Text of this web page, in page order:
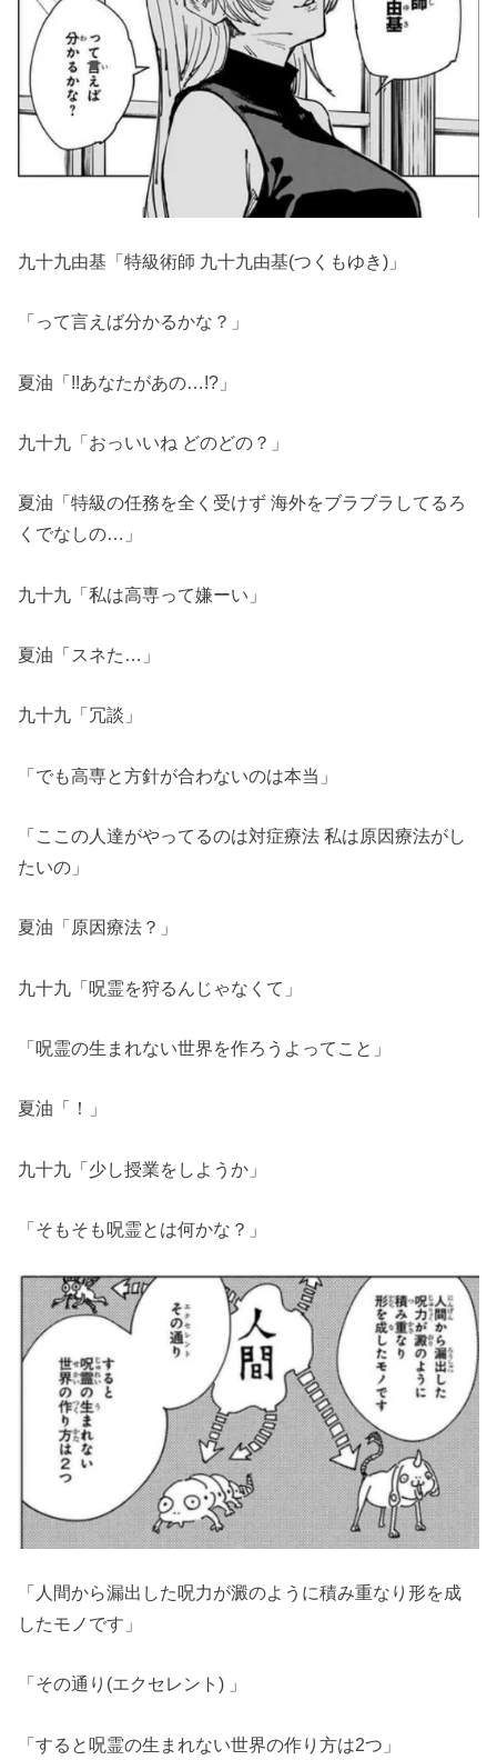
九十九由基「特級術師 九十九由基(つくもゆき)」
「って言えば分かるかな？」
夏油「!!あなたがあの…!?」
九十九「おっいいね どのどの？」
夏油「特級の任務を全く受けず 海外をブラブラしてるろ
くでなしの…」
九十九「私は高専って嫌ーい」
夏油「スネた…」
九十九「冗談」
「でも高専と方針が合わないのは本当」
「ここの人達がやってるのは対症療法 私は原因療法がし
たいの」
夏油「原因療法？」
九十九「呪霊を狩るんじゃなくて」
「呪霊の生まれない世界を作ろうよってこと」
夏油「！」
九十九「少し授業をしようか」
「そもそも呪霊とは何かな？」
「人間から漏出した呪力が澱のように積み重なり形を成
したモノです」
「その通り(エクセレント) 」
「すると呪霊の生まれない世界の作り方は2つ」